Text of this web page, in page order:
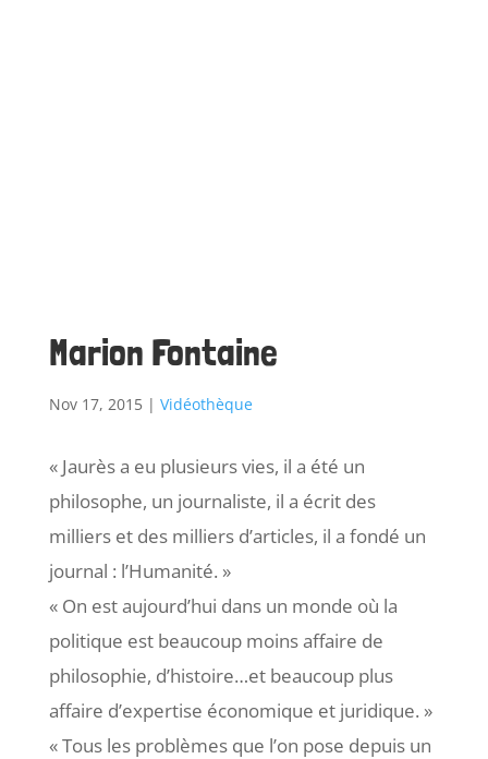
Marion Fontaine
Nov 17, 2015| Vidéothèque
« Jaurès a eu plusieurs vies, il a été un
philosophe, un journaliste, il a écrit des
milliers et des milliers d’articles, il a fondé un
journal : l’Humanité. »
« On est aujourd’hui dans un monde où la
politique est beaucoup moins affaire de
philosophie, d’histoire…et beaucoup plus
affaire d’expertise économique et juridique. »
« Tous les problèmes que l’on pose depuis un